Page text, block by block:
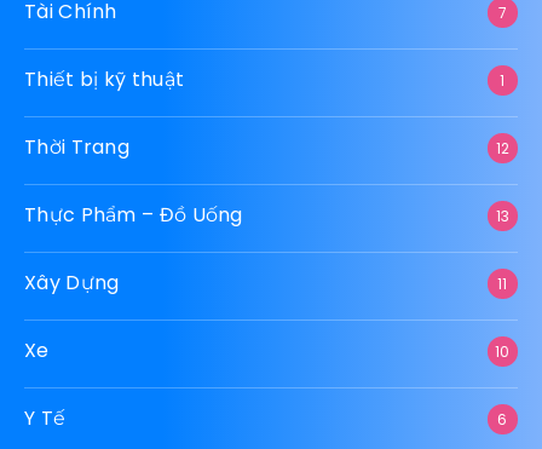
Tài Chính 7
Thiết bị kỹ thuật 1
Thời Trang 12
Thực Phẩm – Đồ Uống 13
Xây Dựng 11
Xe 10
Y Tế 6